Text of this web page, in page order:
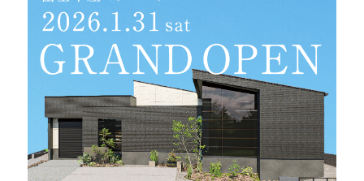
家具まで標準仕様の空間コーディネート
身体に優しい自然素材の家
耐震等級3 & 許容応力度計算 全棟標準
徹底したコストダウンの追求